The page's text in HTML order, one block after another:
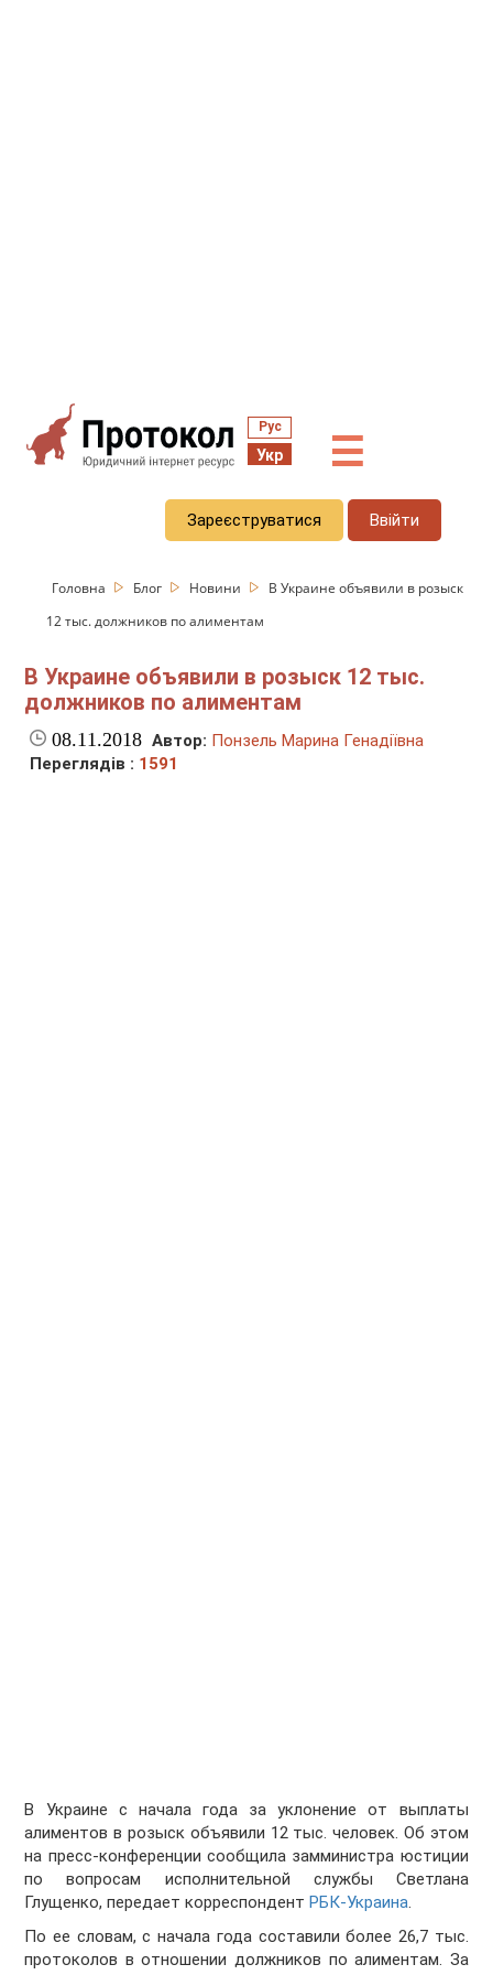
Рус
Укр ☰
Зареєструватися Ввійти
Головна Блог Новини
В Украине объявили в розыск
12 тыс. должников по алиментам
В Украине объявили в розыск 12 тыс.
должников по алиментам
08.11.2018 Автор: Понзель Марина Генадіївна
Переглядів : 1591
В Украине с начала года за уклонение от выплаты
алиментов в розыск объявили 12 тыс. человек. Об этом
на пресс-конференции сообщила замминистра юстиции
по вопросам исполнительной службы Светлана
Глущенко, передает корреспондентРБК-Украина.
По ее словам, с начала года составили более 26,7 тыс.
протоколов в отношении должников по алиментам. За